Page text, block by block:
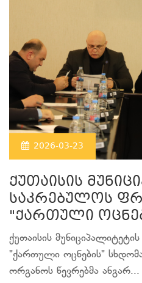
2026-03-23
ქუთაისის
საკრებულოს
"ქართული
ქუთაისის
"ქართული ოცნების"
ორგანოს წევრებმა ანგარ...